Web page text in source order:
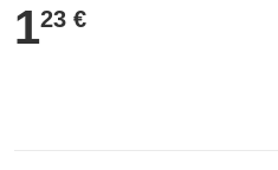
1,23 €
123 €